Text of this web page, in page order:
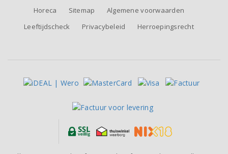
Horeca
Sitemap
Algemene voorwaarden
Leeftijdscheck
Privacybeleid Herroepingsrecht